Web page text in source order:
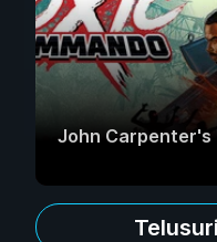
John Carpenter's